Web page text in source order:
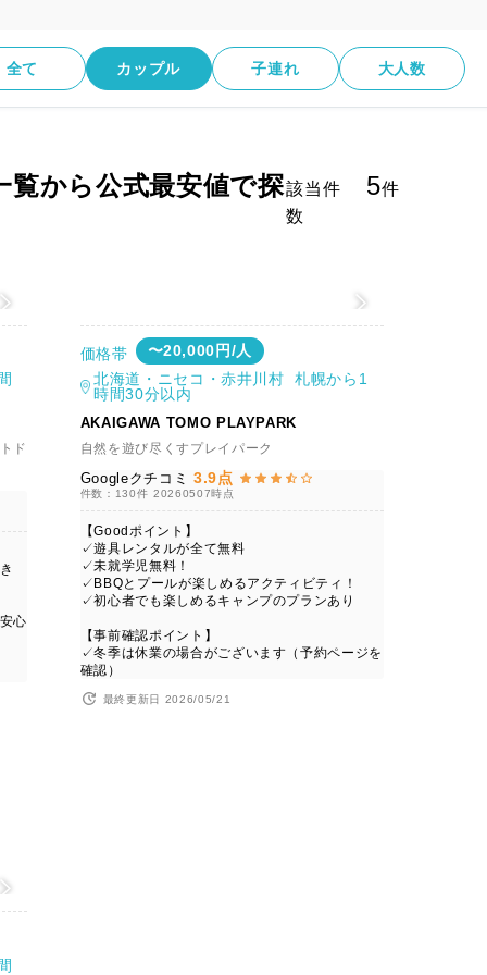
全て カップル 子連れ 大人数
覧から公式最安値で探該当件
数
5件
ド
心
価格帯
〜20,000円/人
北海道・ニセコ・赤井川村 札幌から1
時間30分以内
AKAIGAWA TOMO PLAYPARK
自然を遊び尽くすプレイパーク
Googleクチコミ 3.9点
件数：130件 20260507時点
【Goodポイント】
✓遊具レンタルが全て無料
✓未就学児無料！
✓BBQとプールが楽しめるアクティビティ！
✓初心者でも楽しめるキャンプのプランあり
【事前確認ポイント】
✓冬季は休業の場合がございます（予約ページを
確認）
最終更新日 2026/05/21